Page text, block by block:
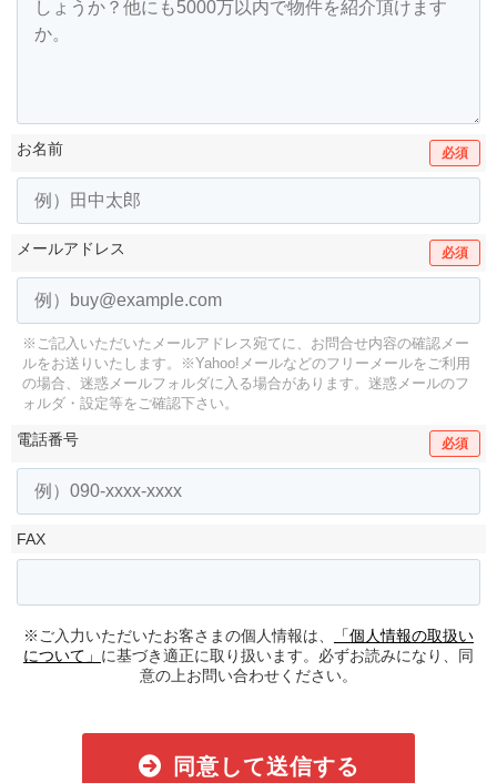
お名前 必須
メールアドレス 必須
※ご記入いただいたメールアドレス宛てに、お問合せ内容の確認メー
ルをお送りいたします。
※Yahoo!メールなどのフリーメールをご利用
の場合、迷惑メールフォルダに入る場合があります。 迷惑メールのフ
ォルダ・設定等をご確認下さい。
電話番号 必須
FAX
※ご入力いただいたお客さまの個人情報は、
「個人情報の取扱い
について」 に基づき適正に取り扱います。必ずお読みになり、同
意の上お問い合わせください。
同意して送信する